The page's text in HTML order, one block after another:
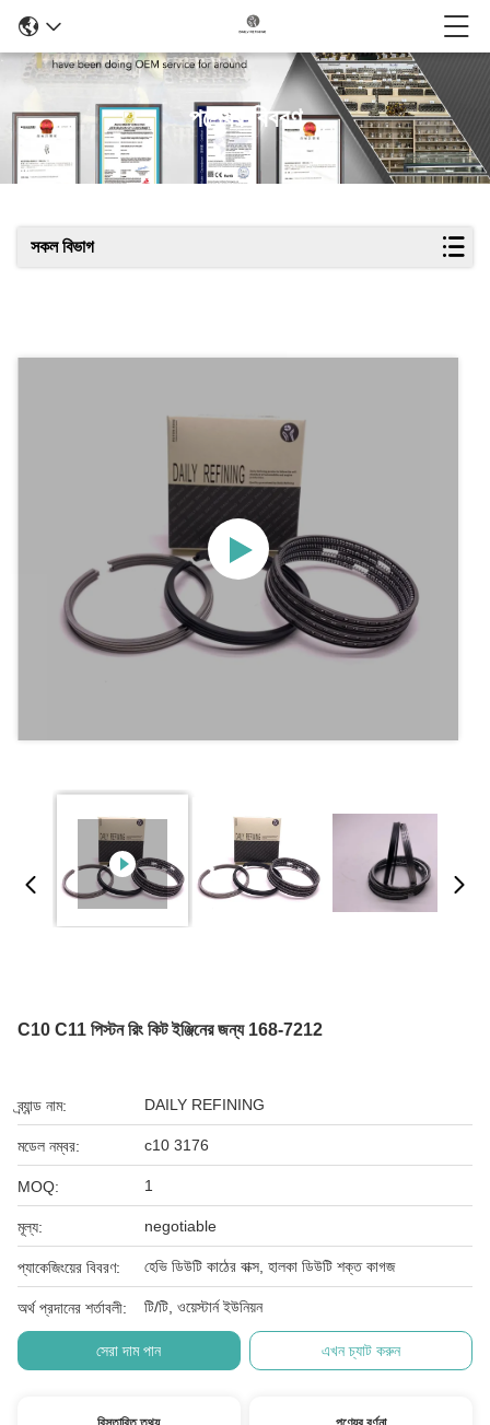
পণ্যের বিবরণ
সকল বিভাগ
C10 C11 পিস্টন রিং কিট ইঞ্জিনের জন্য 168-7212
ব্র্যান্ড নাম: DAILY REFINING
মডেল নম্বর: c10 3176
MOQ: 1
মূল্য: negotiable
প্যাকেজিংয়ের বিবরণ: হেভি ডিউটি ​​কাঠের বাক্স, হালকা ডিউটি ​​শক্ত কাগজ
অর্থ প্রদানের শর্তাবলী: টি/টি, ওয়েস্টার্ন ইউনিয়ন
সেরা দাম পান এখন চ্যাট করুন